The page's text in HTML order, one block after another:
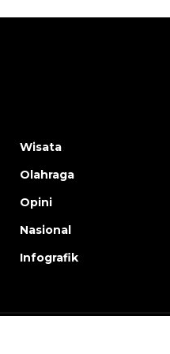
Wisata
Olahraga
Opini
Nasional
Infografik